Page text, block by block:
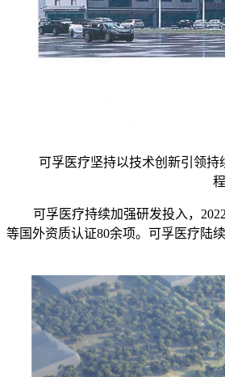
可孚医疗坚持以技术创新引领持续
可孚医疗持续加强研发投入，2022
等国外资质认证80余项。可孚医疗陆